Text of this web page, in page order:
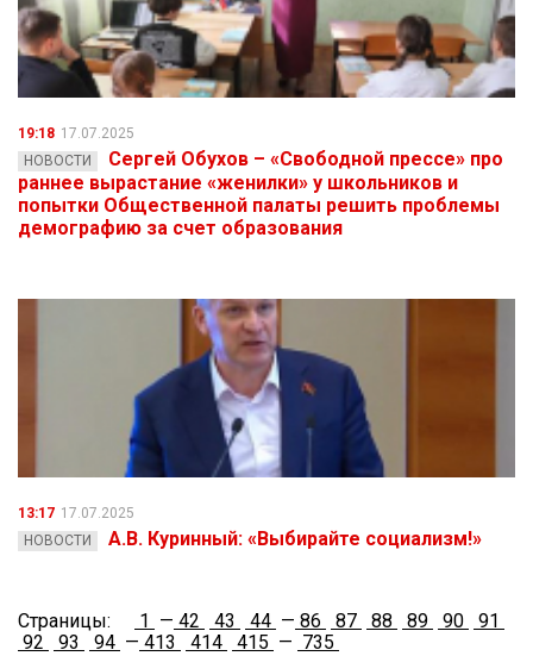
19:18 17.07.2025
НОВОСТИ
Сергей Обухов – «Свободной прессе» про
раннее вырастание «женилки» у школьников и
попытки Общественной палаты решить проблемы
демографию за счет образования
13:17 17.07.2025
НОВОСТИ
А.В. Куринный: «Выбирайте социализм!»
Страницы: 1 — 42 43 44 — 86 87 88 89 90
91
92
93 94 — 413 414 415 — 735